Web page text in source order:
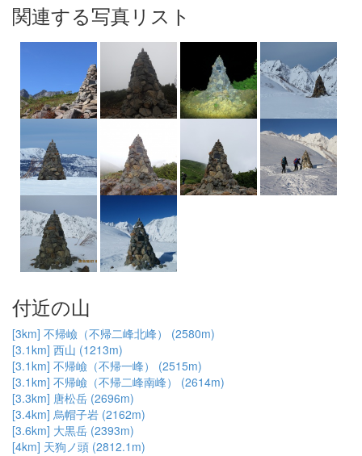
関連する写真リスト
付近の山
[3km] 不帰嶮（不帰二峰北峰） (2580m)
[3.1km] 西山 (1213m)
[3.1km] 不帰嶮（不帰一峰） (2515m)
[3.1km] 不帰嶮（不帰二峰南峰） (2614m)
[3.3km] 唐松岳 (2696m)
[3.4km] 烏帽子岩 (2162m)
[3.6km] 大黒岳 (2393m)
[4km] 天狗ノ頭 (2812.1m)